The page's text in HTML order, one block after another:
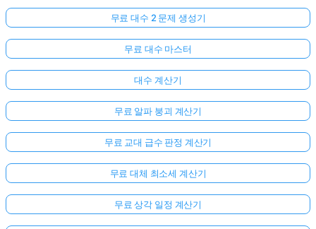
무료 대수 2 문제 생성기
무료 대수 마스터
대수 계산기
무료 알파 붕괴 계산기
무료 교대 급수 판정 계산기
무료 대체 최소세 계산기
무료 상각 일정 계산기